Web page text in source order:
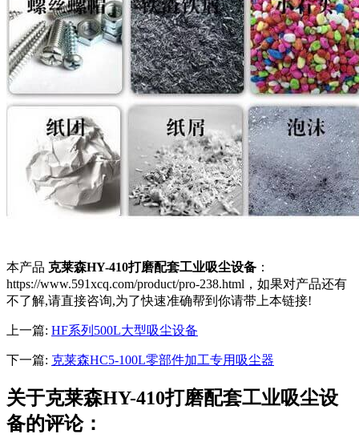
本产品 克莱森HY-410打磨配套工业吸尘设备 ：
https://www.591xcq.com/product/pro-238.html，如果对产品还有
不了解,请直接咨询,为了快速准确帮到你请带上本链接!
上一篇: HF系列500L大型吸尘设备
下一篇: 克莱森HC5-100L零部件加工专用吸尘器
关于克莱森HY-410打磨配套工业吸尘设
备的评论：